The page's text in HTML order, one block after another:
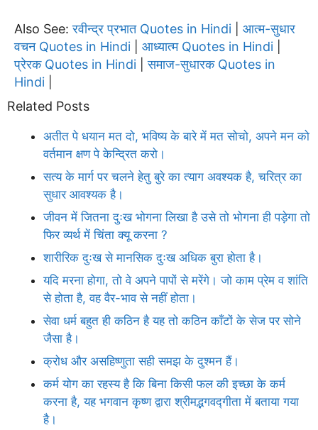
Also See:रवीन्द्र प्रभात Quotes in Hindi
आत्म-सुधार
वचन Quotes in Hindi
आध्यात्म Quotes in Hindi
प्रेरक Quotes in Hindi |समाज-सुधारक Quotes in
Hindi
Related Posts
अतीत पे धयान मत दो, भविष्य के बारे में मत सोचो, अपने मन को
वर्तमान क्षण पे केन्द्रित करो।
सत्य के मार्ग पर चलने हेतु बुरे का त्याग अवश्यक है, चरित्र का
सुधार आवश्यक है।
जीवन में जितना दुःख भोगना लिखा है उसे तो भोगना ही पड़ेगा तो
फिर व्यर्थ में चिंता क्यू करना ?
शारीरिक दुःख से मानसिक दुःख अधिक बुरा होता है।
यदि मरना होगा, तो वे अपने पापों से मरेंगे। जो काम प्रेम व शांति
से होता है, वह वैर-भाव से नहीं होता।
सेवा धर्म बहुत ही कठिन है यह तो कठिन काँटों के सेज पर सोने
जैसा है।
क्रोध और असहिष्णुता सही समझ के दुश्मन हैं।
कर्म योग का रहस्य है कि बिना किसी फल की इच्छा के कर्म
करना है, यह भगवान कृष्ण द्वारा श्रीमद्भगवद्गीता में बताया गया
है।